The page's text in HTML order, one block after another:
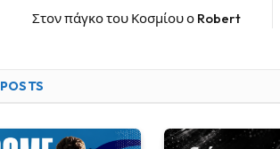
Στον πάγκο του Κοσμίου ο Robert
POSTS